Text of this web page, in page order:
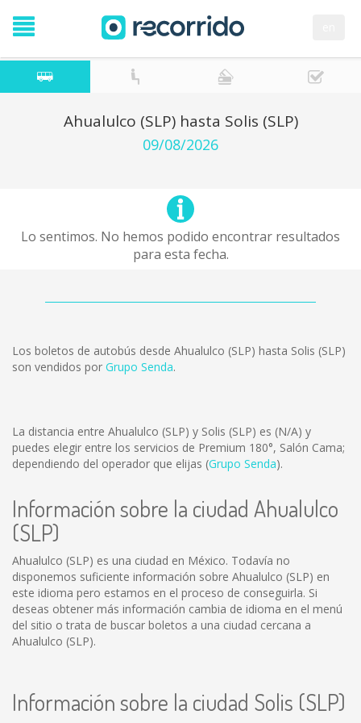
Ahualulco (SLP) hasta Solis (SLP)
09/08/2026
Lo sentimos. No hemos podido encontrar resultados
para esta fecha.
Los boletos de autobús desde Ahualulco (SLP) hasta Solis (SLP)
son vendidos por Grupo Senda.
La distancia entre Ahualulco (SLP) y Solis (SLP) es (N/A) y
puedes elegir entre los servicios de Premium 180°, Salón Cama;
dependiendo del operador que elijas (Grupo Senda).
Información sobre la ciudad Ahualulco
(SLP)
Ahualulco (SLP) es una ciudad en México. Todavía no
disponemos suficiente información sobre Ahualulco (SLP) en
este idioma pero estamos en el proceso de conseguirla. Si
deseas obtener más información cambia de idioma en el menú
del sitio o trata de buscar boletos a una ciudad cercana a
Ahualulco (SLP).
Información sobre la ciudad Solis (SLP)